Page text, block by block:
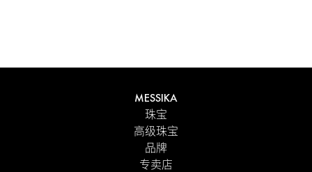
探索
MESSIKA
珠宝
高级珠宝
品牌
专卖店